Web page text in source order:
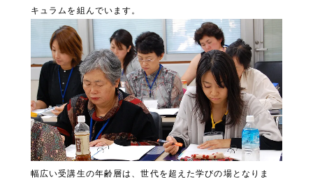
キュラムを組んでいます。
幅広い受講生の年齢層は、世代を超えた学びの場となりま